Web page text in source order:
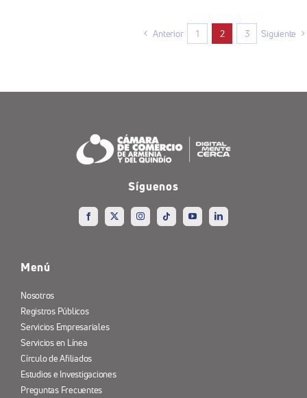
Anterior 1 2 3 Siguiente
Síguenos
Menú
Nosotros
Registros Públicos
Servicios Empresariales
Servicios en Línea
Círculo de Afiliados
Estudios e Investigaciones
Preguntas Frecuentes